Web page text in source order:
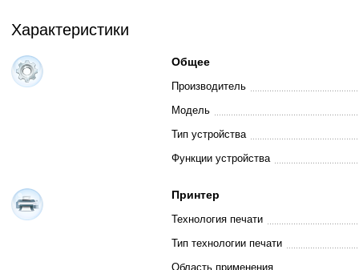
Характеристики
Общее
Производитель
Модель
Тип устройства
Функции устройства
Принтер
Технология печати
Тип технологии печати
Область применения